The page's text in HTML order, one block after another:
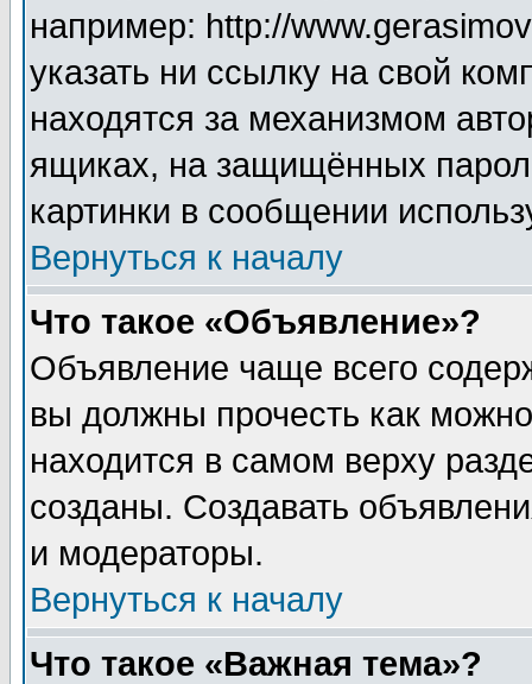
например: http://
указать ни ссылку на свой
находятся за механизмом
ящиках, на защищённых
картинки в сообщении
Вернуться к началу
Что такое «Объявление»?
Объявление чаще всего
вы должны прочесть как
находится в самом верху
созданы. Создавать
и модераторы.
Вернуться к началу
Что такое «Важная тема»?